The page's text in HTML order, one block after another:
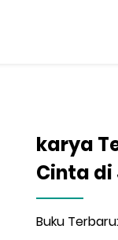
karya
Cinta di
Buku